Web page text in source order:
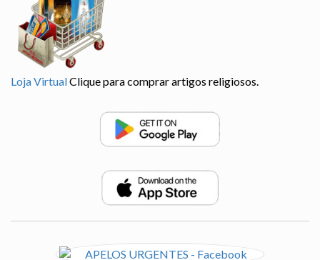
Loja VirtualClique para comprar artigos religiosos.